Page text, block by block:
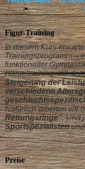
Figur-Training
In diesem Kurs
Trainingsprogramm –
funktioneller
Hanteltraining, mit
Steigerung der
verschiedene
Natürlich arbeiten wir
Rettungsringe“. Und
Sportspezialistenund
Preise